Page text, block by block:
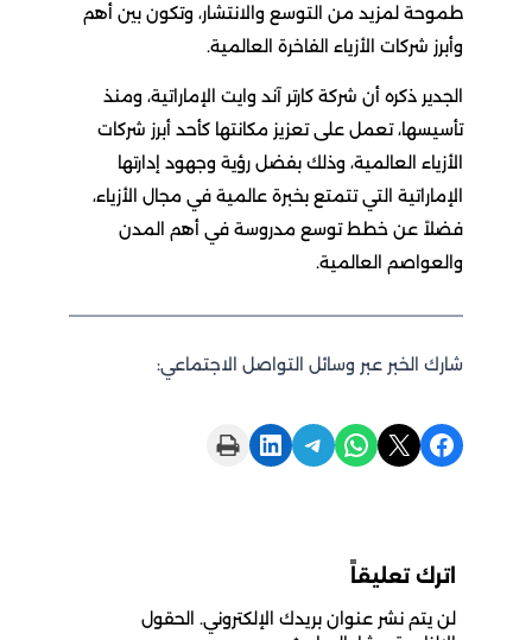
طموحة لمزيد من التوسع والانتشار، وتكون بين أهم
وأبرز شركات الأزياء الفاخرة العالمية.
الجدير ذكره أن شركة كارتر آند وايت الإماراتية، ومنذ
تأسيسها، تعمل على تعزيز مكانتها كأحد أبرز شركات
الأزياء العالمية، وذلك بفضل رؤية وجهود إدارتها
الإماراتية التي تتمتع بخبرة عالمية في مجال الأزياء،
فضلاً عن خطط توسع مدروسة في أهم المدن
والعواصم العالمية.
شارك الخبر عبر وسائل التواصل الاجتماعي:
Share on Facebook
Share on X
Share on WhatsApp
Share on Telegram
Share on LinkedIn
Print this Page
اترك تعليقاً
لن يتم نشر عنوان بريدك الإلكتروني. الحقول